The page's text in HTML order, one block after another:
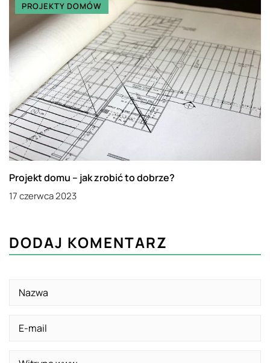
PROJEKTY DOMÓW
Projekt domu – jak zrobić to dobrze?
17 czerwca 2023
DODAJ KOMENTARZ